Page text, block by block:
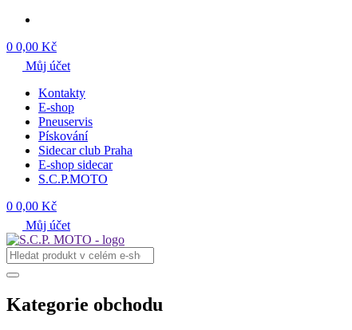
0 0,00 Kč
Můj účet
Kontakty
E-shop
Pneuservis
Pískování
Sidecar club Praha
E-shop sidecar
S.C.P.MOTO
0 0,00 Kč
Můj účet
Kategorie obchodu